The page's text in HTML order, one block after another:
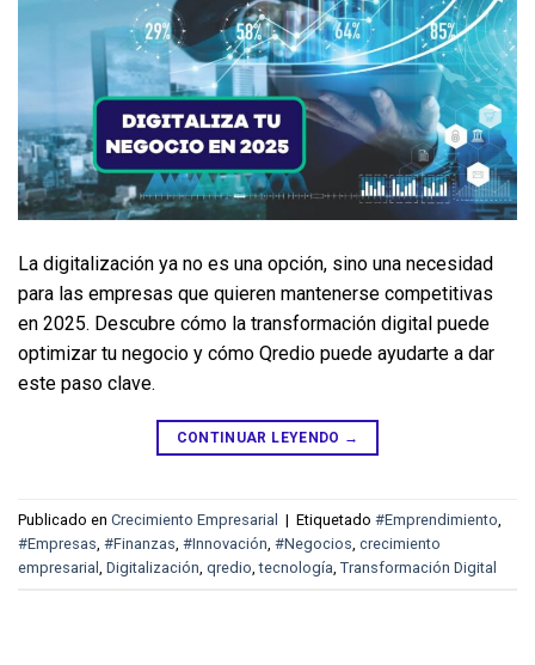
La digitalización ya no es una opción, sino una necesidad
para las empresas que quieren mantenerse competitivas
en 2025. Descubre cómo la transformación digital puede
optimizar tu negocio y cómo Qredio puede ayudarte a dar
este paso clave.
CONTINUAR LEYENDO →
Publicado en Crecimiento Empresarial | Etiquetado #Emprendimiento
#Empresas #Finanzas #Innovación #Negocios crecimiento
empresarial Digitalización qredio ,tecnología Transformación Digital